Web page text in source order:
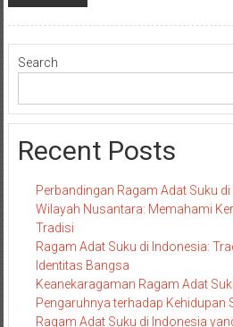
Search
Recent Posts
Perbandingan Ragam Adat Suku
Wilayah Nusantara: Memahami
Tradisi
Ragam Adat Suku di Indonesia:
Identitas Bangsa
Keanekaragaman Ragam Adat
Pengaruhnya terhadap Kehidupan
Ragam Adat Suku di Indonesia